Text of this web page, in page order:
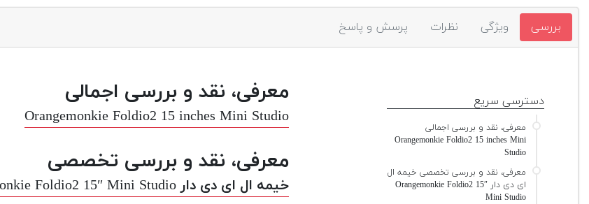
بررسی ویژگی نظرات پرسش و پاسخ
معرفی، نقد و بررسی اجمالی
Orangemonkie Foldio2 15 inches Mini Studio
معرفی، نقد و بررسی تخصصی
خیمه ال ای دی دار Orangemonkie Foldio2 15″ Mini Studio
دسترسی سریع
معرفی، نقد و بررسی اجمالی
Orangemonkie Foldio2 15 inches Mini
Studio
معرفی، نقد و بررسی تخصصی خیمه ال
ای دی دار Orangemonkie Foldio2 15″
Mini Studio